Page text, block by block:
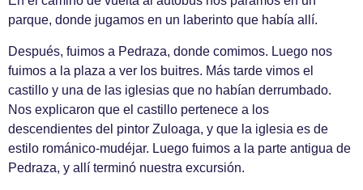
parque, donde jugamos en un laberinto que había allí.
Después, fuimos a Pedraza, donde comimos. Luego nos
fuimos a la plaza a ver los buitres. Más tarde vimos el
castillo y una de las iglesias que no habían derrumbado.
Nos explicaron que el castillo pertenece a los
descendientes del pintor Zuloaga, y que la iglesia es de
estilo románico-mudéjar. Luego fuimos a la parte antigua de
Pedraza, y allí terminó nuestra excursión.